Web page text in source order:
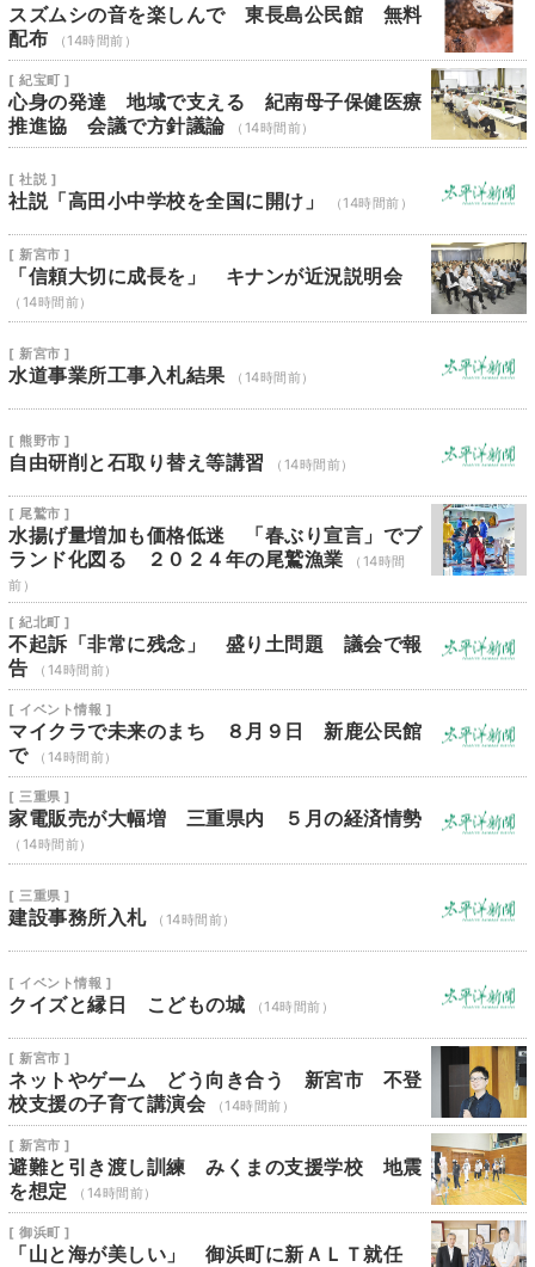
スズムシの音を楽しんで 東長島公民館 無料
配布
（14時間前）
[ 紀宝町 ]
心身の発達 地域で支える 紀南母子保健医療
推進協 会議で方針議論
（14時間前）
[ 社説 ]
社説「高田小中学校を全国に開け」 （14時間前）
[ 新宮市 ]
「信頼大切に成長を」 キナンが近況説明会
（14時間前）
[ 新宮市 ]
水道事業所工事入札結果 （14時間前）
[ 熊野市 ]
自由研削と石取り替え等講習 （14時間前）
[ 尾鷲市 ]
水揚げ量増加も価格低迷 「春ぶり宣言」でブ
ランド化図る ２０２４年の尾鷲漁業
（14時間
前）
[ 紀北町 ]
不起訴「非常に残念」 盛り土問題 議会で報
告
（14時間前）
[ イベント情報 ]
マイクラで未来のまち ８月９日 新鹿公民館
で
（14時間前）
[ 三重県 ]
家電販売が大幅増 三重県内 ５月の経済情勢
（14時間前）
[ 三重県 ]
建設事務所入札 （14時間前）
[ イベント情報 ]
クイズと縁日 こどもの城 （14時間前）
[ 新宮市 ]
ネットやゲーム どう向き合う 新宮市 不登
校支援の子育て講演会
（14時間前）
[ 新宮市 ]
避難と引き渡し訓練 みくまの支援学校 地震
を想定
（14時間前）
[ 御浜町 ]
「山と海が美しい」 御浜町に新ＡＬＴ就任